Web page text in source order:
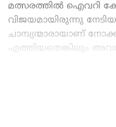
മത്സരത്തിൽ ഐവറി
വിജയമായിരുന്നു
ചാമ്പ്യന്മാരായാണ്
എത്തിയതെങ്കിലും